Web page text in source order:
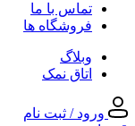
تماس با ما
فروشگاه ها
وبلاگ
اتاق نمک
ورود / ثبت نام